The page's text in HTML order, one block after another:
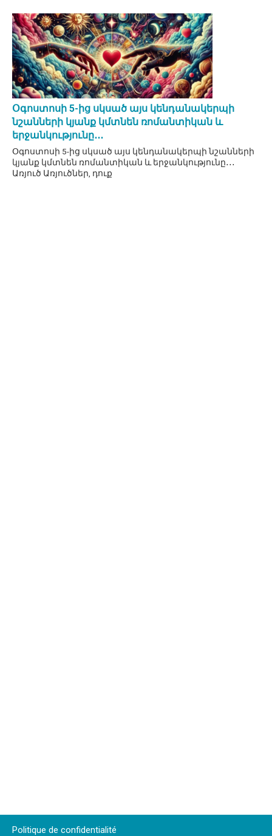
Օգոստոսի 5-ից սկսած այս կենդանակերպի
նշանների կյանք կմտնեն ռոմանտիկան և
երջանկությունը․․․
Օգոստոսի 5-ից սկսած այս կենդանակերպի նշանների
կյանք կմտնեն ռոմանտիկան և երջանկությունը․․․
Առյուծ Առյուծներ, դուք
Politique de confidentialité